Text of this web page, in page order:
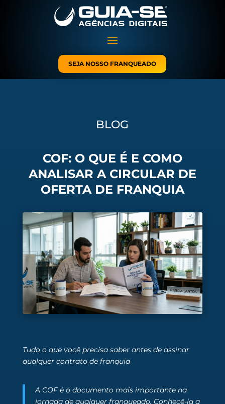
SEJA NOSSO FRANQUEADO
BLOG
COF: O QUE É E COMO
ANALISAR A CIRCULAR DE
OFERTA DE FRANQUIA
Tudo o que você precisa saber antes de assinar
qualquer contrato de franquia
A COF é o documento mais importante na
jornada de qualquer franqueado. Conhecê-la a